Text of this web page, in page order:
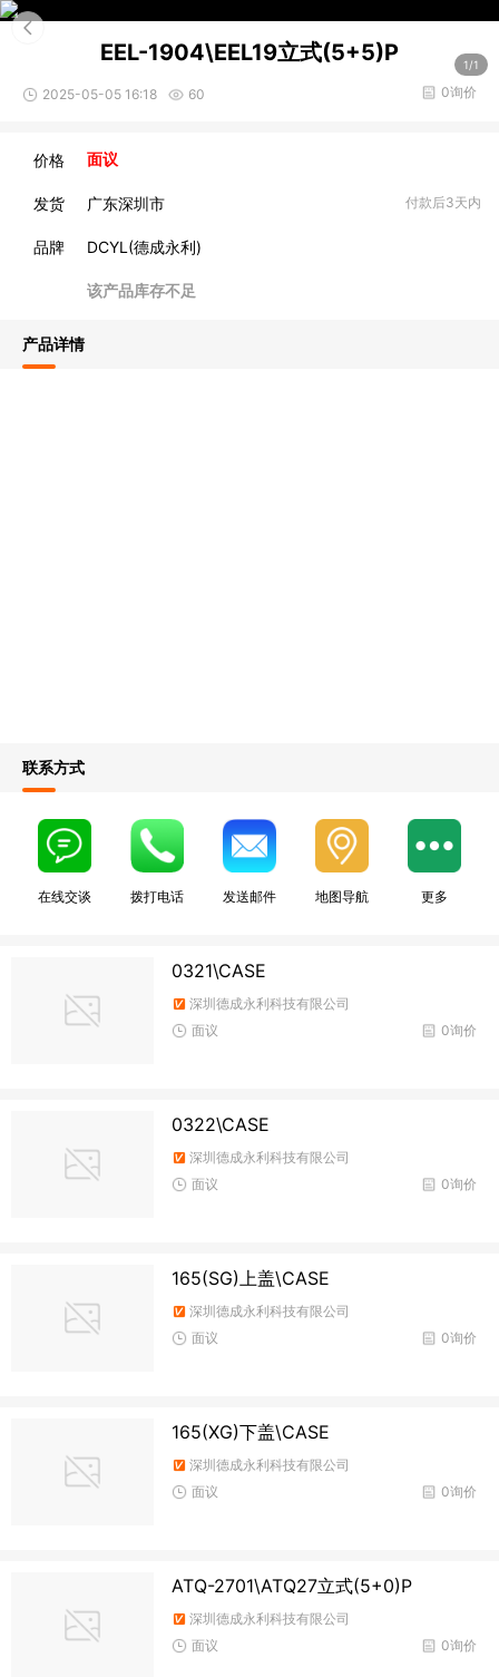
1/1
EEL-1904\EEL19立式(5+5)P
2025-05-05 16:18 60 0询价
价格 面议
发货 广东深圳市 付款后3天内
品牌 DCYL(德成永利)
该产品库存不足
产品详情
联系方式
在线交谈 拨打电话 发送邮件 地图导航 更多
0321\CASE
深圳德成永利科技有限公司
0询价
面议
0322\CASE
深圳德成永利科技有限公司
0询价
面议
165(SG)上盖\CASE
深圳德成永利科技有限公司
0询价
面议
165(XG)下盖\CASE
深圳德成永利科技有限公司
0询价
面议
ATQ-2701\ATQ27立式(5+0)P
深圳德成永利科技有限公司
0询价
面议